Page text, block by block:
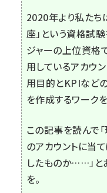
2020年より私たち
座」という資格試
ジャーの上位資格
用しているアカウ
用目的とKPIなど
を作成するワーク
この記事を読んで
のアカウントに当
したものか……」と
を。